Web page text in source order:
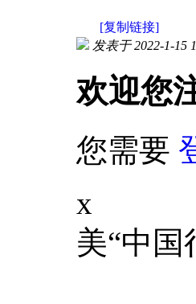
[复制链接]
发表于 2022-1-15
欢迎您
您需要
x
美“中